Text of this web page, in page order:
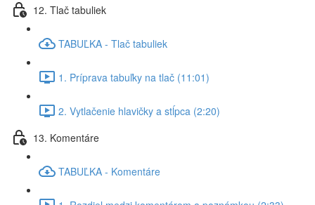
12. Tlač tabuliek
TABUĽKA - Tlač tabuliek
1. Príprava tabuľky na tlač (11:01)
2. Vytlačenie hlavičky a stĺpca (2:20)
13. Komentáre
TABUĽKA - Komentáre